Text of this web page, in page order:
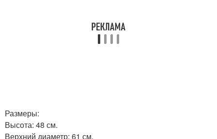
Размеры:
Высота: 48 см.
Верхний диаметр: 61 см.